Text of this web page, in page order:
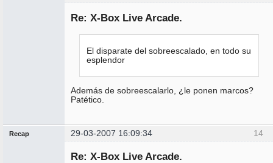
Re: X-Box Live Arcade.
El disparate del sobreescalado, en todo su
esplendor
Además de sobreescalarlo, ¿le ponen marcos?
Patético.
14
Recap 29-03-2007 16:09:34
Re: X-Box Live Arcade.